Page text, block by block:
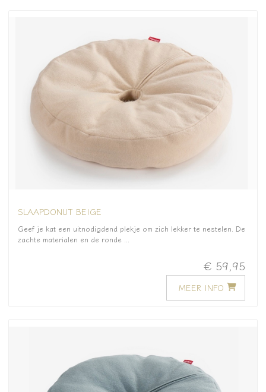
SLAAPDONUT BEIGE
Geef je kat een uitnodigdend plekje om zich lekker te nestelen. De
zachte materialen en de ronde ...
€ 59,95
MEER INFO